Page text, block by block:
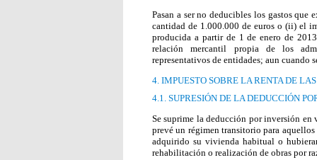
Pasan a ser no deducibles los gastos que
cantidad de 1.000.000 de euros o (ii) el
producida a partir de 1 de enero de
relación mercantil propia de los
representativos de entidades; aun cuando
4. IMPUESTO SOBRE LA RENTA DE
4.1. SUPRESIÓN DE LA DEDUCCIÓN
Se suprime la deducción por inversión
prevé un régimen transitorio para
adquirido su vivienda habitual o
rehabilitación o realización de obras por